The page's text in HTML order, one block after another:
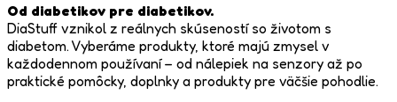
Od diabetikov pre diabetikov.
DiaStuff vznikol z reálnych skúseností so životom s
diabetom. Vyberáme produkty, ktoré majú zmysel v
každodennom používaní – od nálepiek na senzory až po
praktické pomôcky, doplnky a produkty pre väčšie pohodlie.